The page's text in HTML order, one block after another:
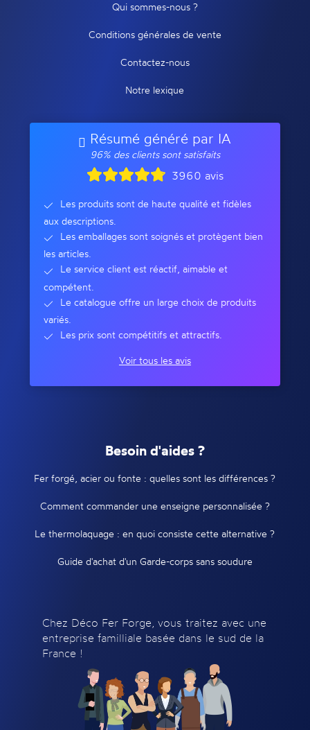
Qui sommes-nous ?
Conditions générales de vente
Contactez-nous
Notre lexique
Résumé généré par IA
96% des clients sont satisfaits
3960 avis
Les produits sont de haute qualité et fidèles
aux descriptions.
Les emballages sont soignés et protègent bien
les articles.
Le service client est réactif, aimable et
compétent.
Le catalogue offre un large choix de produits
variés.
Les prix sont compétitifs et attractifs.
Voir tous les avis
Besoin d'aides ?
Fer forgé, acier ou fonte : quelles sont les différences ?
Comment commander une enseigne personnalisée ?
Le thermolaquage : en quoi consiste cette alternative ?
Guide d'achat d'un Garde-corps sans soudure
Chez Déco Fer Forge, vous traitez avec une
entreprise familliale basée dans le sud de la
France !